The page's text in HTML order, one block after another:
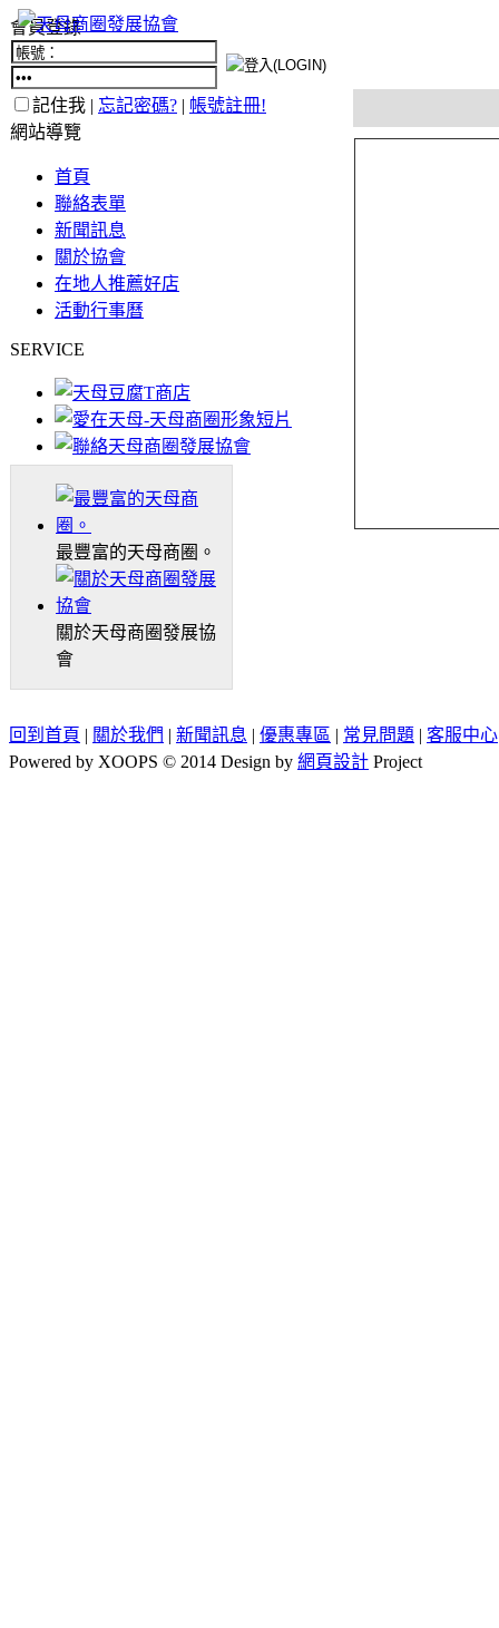
會員登錄
記住我 | 忘記密碼? | 帳號註冊!
網站導覽
首頁
聯絡表單
新聞訊息
關於協會
在地人推薦好店
活動行事曆
SERVICE
最豐富的天母商圈。
關於天母商圈發展協
會
回到首頁 | 關於我們 | 新聞訊息 | 優惠專區 | 常見問題 | 客服中心
Powered by XOOPS © 2014 Design by 網頁設計 Project